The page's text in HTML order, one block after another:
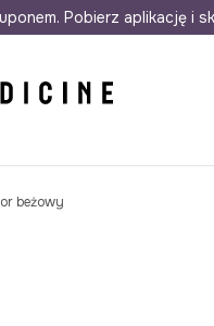
dostawa do salonów
Pobierz aplikację i
beżowy